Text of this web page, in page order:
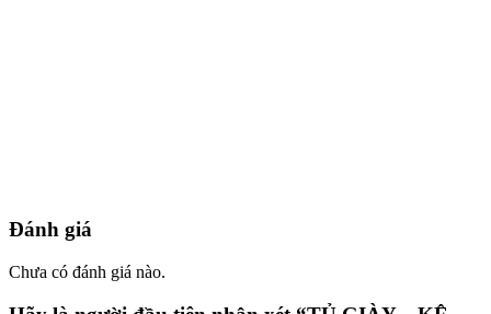
Đánh giá
Chưa có đánh giá nào.